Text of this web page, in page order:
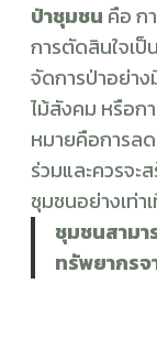
ป่าชุมชน คือ ก
การตัดสินใจเ
จัดการป่าอย่า
ไม้สังคม หรือก
หมายคือการล
ร่วมและควรจะ
ชุมชนอย่างเท่า
ชุมชนสามา
ทรัพยากรจ